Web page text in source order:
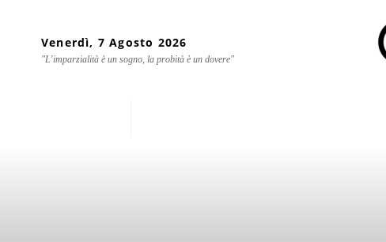
Venerdì, 7 Agosto 2026
"L'imparzialità è un sogno, la probità è un dovere"